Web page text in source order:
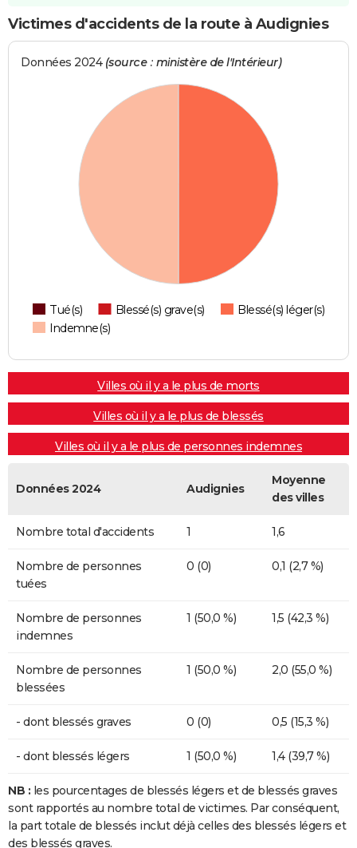
Victimes d'accidents de la route à Audignies
Données 2024 (source : ministère de l'Intérieur)
Tué(s) Blessé(s) grave(s)
Blessé(s) léger(s)
Indemne(s)
Villes où il y a le plus de morts
Villes où il y a le plus de blessés
Villes où il y a le plus de personnes indemnes
Données 2024 Audignies
Moyenne
des villes
Nombre total d'accidents 1 1,6
Nombre de personnes
tuées
0 (0) 0,1 (2,7 %)
Nombre de personnes
indemnes
1 (50,0 %) 1,5 (42,3 %)
Nombre de personnes
blessées
1 (50,0 %) 2,0 (55,0 %)
- dont blessés graves 0 (0) 0,5 (15,3 %)
- dont blessés légers 1 (50,0 %) 1,4 (39,7 %)
NB : les pourcentages de blessés légers et de blessés graves
sont rapportés au nombre total de victimes. Par conséquent,
la part totale de blessés inclut déjà celles des blessés légers et
des blessés graves.